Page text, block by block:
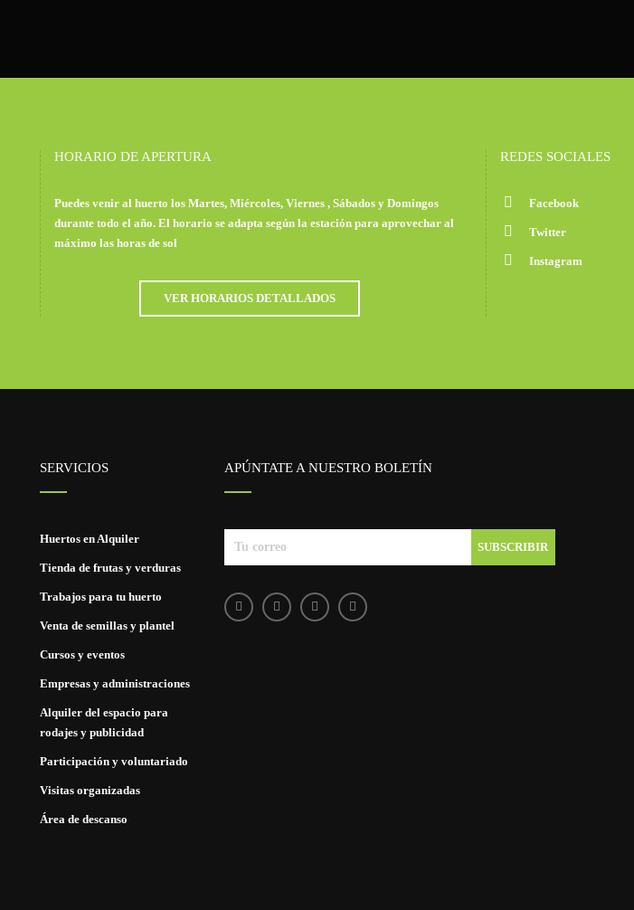
HORARIO DE APERTURA
Puedes venir al huerto los Martes, Miércoles, Viernes , Sábados y Domingos
durante todo el año. El horario se adapta según la estación para aprovechar al
máximo las horas de sol
VER HORARIOS DETALLADOS
REDES SOCIALES
Facebook
Twitter
Instagram
SERVICIOS
Huertos en Alquiler
Tienda de frutas y verduras
Trabajos para tu huerto
Venta de semillas y plantel
Cursos y eventos
Empresas y administraciones
Alquiler del espacio para
rodajes y publicidad
Participación y voluntariado
Visitas organizadas
Área de descanso
APÚNTATE A NUESTRO BOLETÍN